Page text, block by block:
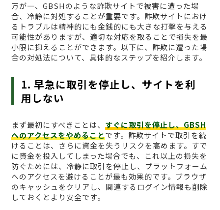
万が一、GBSHのような詐欺サイトで被害に遭った場
合、冷静に対処することが重要です。詐欺サイトにおけ
るトラブルは精神的にも金銭的にも大きな打撃を与える
可能性がありますが、適切な対応を取ることで損失を最
小限に抑えることができます。以下に、詐欺に遭った場
合の対処法について、具体的なステップを紹介します。
1. 早急に取引を停止し、サイトを利
用しない
まず最初にすべきことは、 すぐに取引を停止し、GBSH
へのアクセスをやめることです。詐欺サイトで取引を続
けることは、さらに資金を失うリスクを高めます。すで
に資金を投入してしまった場合でも、これ以上の損失を
防ぐためには、冷静に取引を停止し、プラットフォーム
へのアクセスを避けることが最も効果的です。ブラウザ
のキャッシュをクリアし、関連するログイン情報も削除
しておくとより安全です。